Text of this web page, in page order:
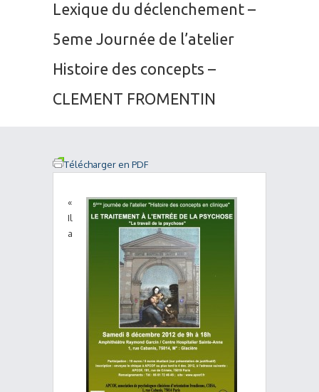
Lexique du déclenchement –
5eme Journée de l’atelier
Histoire des concepts –
CLEMENT FROMENTIN
Télécharger en PDF
«
Il
a